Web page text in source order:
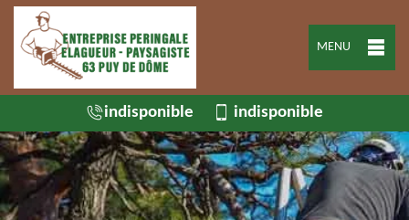
MENU
indisponible indisponible